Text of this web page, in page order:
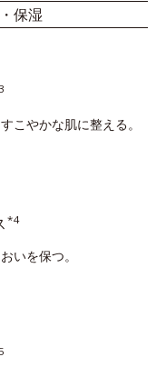
保湿
すこやかな肌に整える。
*4
いを保つ。